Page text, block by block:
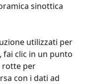
sinottica
utilizzati per
clic in un punto
rotte per
con i dati ad